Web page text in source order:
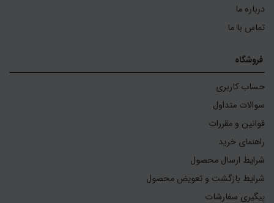
درباره ما
تماس با ما
فروشگاه
حساب کاربری
سوالات متداول
قوانین و مقررات
راهنمای خرید
شرایط ارسال محصول
شرایط بازگشت و تعویض محصول
پیگیری سفارشات